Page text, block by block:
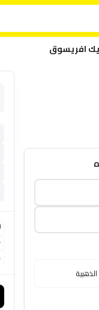
افريسوق